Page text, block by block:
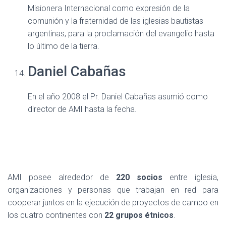
Misionera Internacional como expresión de la
comunión y la fraternidad de las iglesias bautistas
argentinas, para la proclamación del evangelio hasta
lo último de la tierra.
Daniel Cabañas
En el año 2008 el Pr. Daniel Cabañas asumió como
director de AMI hasta la fecha.
AMI posee alrededor de 220 socios entre iglesia,
organizaciones y personas que trabajan en red para
cooperar juntos en la ejecución de proyectos de campo en
los cuatro continentes con 22 grupos étnicos.